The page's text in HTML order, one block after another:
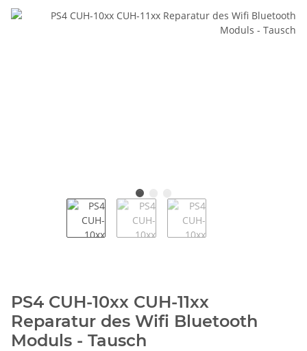
PS4 CUH-10xx CUH-11xx
Reparatur des Wifi Bluetooth
Moduls - Tausch